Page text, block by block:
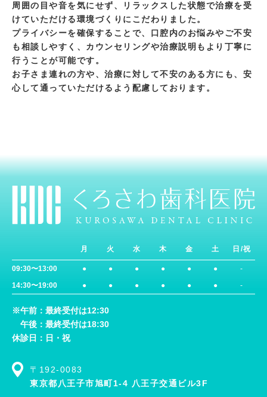
周囲の目や音を気にせず、リラックスした状態で治療を受
けていただける環境づくりにこだわりました。
プライバシーを確保することで、口腔内のお悩みやご不安
も相談しやすく、カウンセリングや治療説明もより丁寧に
行うことが可能です。
お子さま連れの方や、治療に対して不安のある方にも、安
心して通っていただけるよう配慮しております。
月 火 水 木 金 土 日/祝
09:30〜13:00 ● ● ● ● ● ●
-
14:30〜19:00
● ● ● ● ● ● -
※午前：最終受付は12:30
午後：最終受付は18:30
休診日：日・祝
〒192-0083
東京都八王子市旭町1-4 八王子交通ビル3F